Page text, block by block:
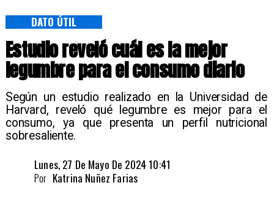
Estudio reveló cuál es la mejor
legumbre para el consumo diario
Según un estudio realizado en la Universidad de
Harvard, reveló qué legumbre es mejor para el
consumo, ya que presenta un perfil nutricional
sobresaliente.
DATO ÚTIL
Lunes, 27 De Mayo De 2024 10:41
Katrina Nuñez Farias
Por